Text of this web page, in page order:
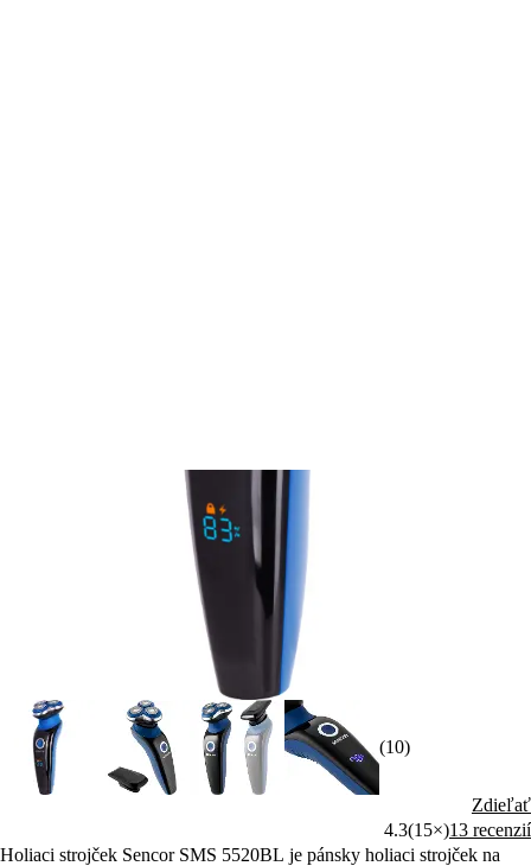
(10)
Zdieľať
4.3(15×)13 recenzií
Holiaci strojček Sencor SMS 5520BL je pánsky holiaci strojček na